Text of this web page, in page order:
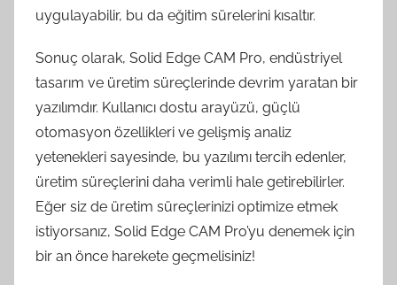
uygulayabilir, bu da eğitim sürelerini kısaltır.
Sonuç olarak, Solid Edge CAM Pro, endüstriyel
tasarım ve üretim süreçlerinde devrim yaratan bir
yazılımdır. Kullanıcı dostu arayüzü, güçlü
otomasyon özellikleri ve gelişmiş analiz
yetenekleri sayesinde, bu yazılımı tercih edenler,
üretim süreçlerini daha verimli hale getirebilirler.
Eğer siz de üretim süreçlerinizi optimize etmek
istiyorsanız, Solid Edge CAM Pro’yu denemek için
bir an önce harekete geçmelisiniz!